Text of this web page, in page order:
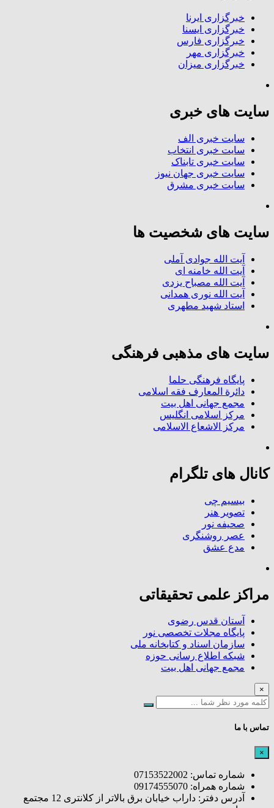
خبرگزاری ایرنا
خبرگزاری ایسنا
خبرگزاری فارس
خبرگزاری مهر
خبرگزاری میزان
سایت های خبری
سایت خبری الف
سایت خبری انتخاب
سایت خبری تابناک
سایت خبری جهان نیوز
سایت خبری مشرق
سایت های شخصیت ها
آیت الله جوادی آملی
آیت الله خامنه ای
آیت الله مصباح یزدی
آیت الله نوری همدانی
استاد شهید مطهری
سایت های مذهبی فرهنگی
پایگاه فرهنگی حلما
دائرة المعارف فقه اسلامی
مجمع جهانی اهل بیت
مرکز اسلامی انگلیس
مرکز الاشعاع الاسلامی
کانال های تلگرام
بیسیم چی
تصویر هنر
صحیفه نور
عصر روشنگری
مدع عشق
مراکز علمی تحقیقاتی
آستان قدس رضوی
پایگاه مجلات تخصصی نور
سازمان اسناد و کتابخانه ملی
شبکه اطلاع رسانی حوزه
مجمع جهانی اهل بیت
×
تماس با ما
×
شماره تماس: 07153522002
شماره همراه: 09174555070
آدرس دفتر: داراب خیابان برق بالاتر از کلانتری 12 مجتمع